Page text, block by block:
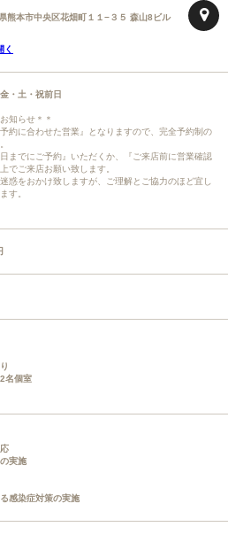
熊本市中央区花畑町１１−３５ 森山8ビル
く
・土・祝前日
知らせ＊＊
約に合わせた営業』となりますので、完全予約制の
までにご予約』いただくか、『ご来店前に営業確認
でご来店お願い致します。
惑をおかけ致しますが、ご理解とご協力のほど宜し
す。
名個室
実施
感染症対策の実施